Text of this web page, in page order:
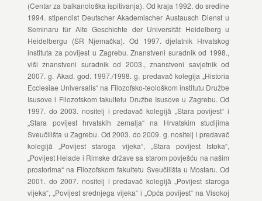
(Centar za balkanološka ispitivanja). Od kraja 1992. do sredine
1994. stipendist Deutscher Akademischer Austausch Dienst u
Seminaru für Alte Geschichte der Universität Heidelberg u
Heidelbergu (SR Njemačka). Od 1997. djelatnik Hrvatskog
instituta za povijest u Zagrebu. Znanstveni suradnik od 1998.,
viši znanstveni suradnik od 2003., znanstveni savjetnik od
2007. g. Akad. god. 1997./1998. g. predavač kolegija „Historia
Ecclesiae Universalis“ na Filozofsko-teološkom institutu Družbe
Isusove i Filozofskom fakultetu Družbe Isusove u Zagrebu. Od
1997. do 2003. nositelj i predavač kolegijâ „Stara povijest“ i
„Stara povijest hrvatskih zemalja“ na Hrvatskim studijima
Sveučilišta u Zagrebu. Od 2003. do 2009. g. nositelj i predavač
kolegijâ „Povijest staroga vijeka“, „Stara povijest Istoka“,
„Povijest Helade i Rimske države sa starom povješću na našim
prostorima“ na Filozofskom fakultetu Sveučilišta u Mostaru. Od
2001. do 2007. nositelj i predavač kolegijâ „Povijest staroga
vijeka“, „Povijest srednjega vijeka“ i „Opća povijest“ na Visokoj